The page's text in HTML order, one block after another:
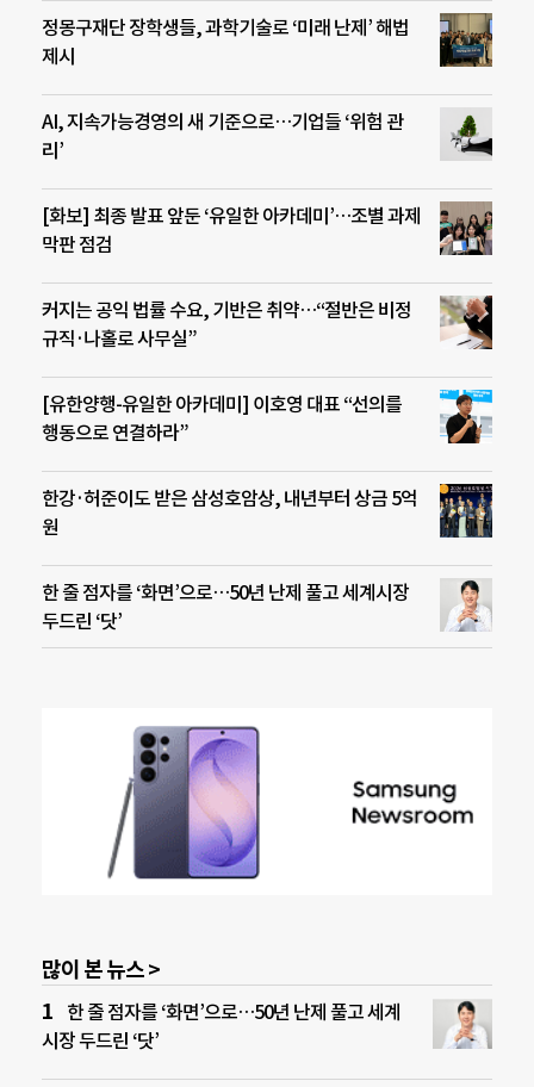
정몽구재단 장학생들, 과학기술로 ‘미래 난제’ 해법
제시
AI, 지속가능경영의 새 기준으로…기업들 ‘위험 관
리’
[화보] 최종 발표 앞둔 ‘유일한 아카데미’…조별 과제
막판 점검
커지는 공익 법률 수요, 기반은 취약…“절반은 비정
규직·나홀로 사무실”
[유한양행-유일한 아카데미] 이호영 대표 “선의를
행동으로 연결하라”
한강·허준이도 받은 삼성호암상, 내년부터 상금 5억
원
한 줄 점자를 ‘화면’으로…50년 난제 풀고 세계시장
두드린 ‘닷’
많이 본 뉴스 >
한 줄 점자를 ‘화면’으로…50년 난제 풀고 세계
시장 두드린 ‘닷’